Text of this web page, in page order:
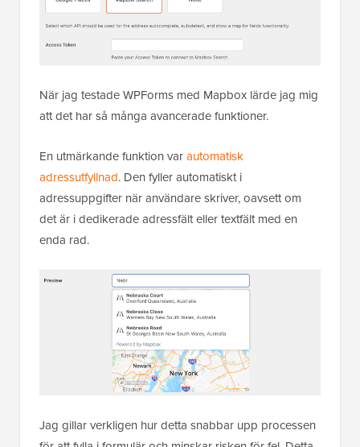
När jag testade WPForms med Mapbox lärde jag mig
att det har så många avancerade funktioner.
En utmärkande funktion varautomatisk
adressutfyllnad. Den fyller automatiskt i
adressuppgifter när användare skriver, oavsett om
det är i dedikerade adressfält eller textfält med en
enda rad.
Jag gillar verkligen hur detta snabbar upp processen